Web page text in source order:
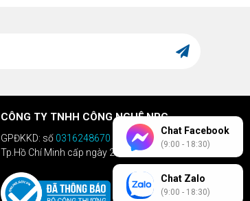
CÔNG TY TNHH CÔNG NGHỆ NPC
GPĐKKD: số 0316248670 do Sở KHĐT
Tp.Hồ Chí Minh cấp ngày 28/04/2020
Chat Facebook
(9:00 - 18:30)
Chat Zalo
(9:00 - 18:30)